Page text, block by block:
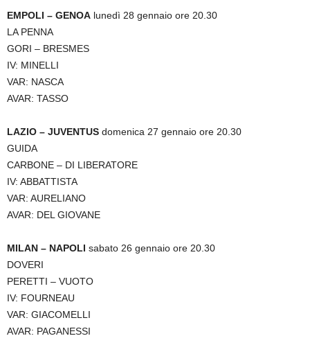
EMPOLI – GENOA lunedì 28 gennaio ore 20.30
LA PENNA
GORI – BRESMES
IV: MINELLI
VAR: NASCA
AVAR: TASSO
LAZIO – JUVENTUS domenica 27 gennaio ore 20.30
GUIDA
CARBONE – DI LIBERATORE
IV: ABBATTISTA
VAR: AURELIANO
AVAR: DEL GIOVANE
MILAN – NAPOLI sabato 26 gennaio ore 20.30
DOVERI
PERETTI – VUOTO
IV: FOURNEAU
VAR: GIACOMELLI
AVAR: PAGANESSI